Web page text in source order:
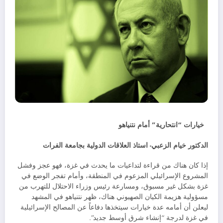
خيارات “انتحارية” أمام نتنياهو
الدكتور خيام الزعبي- استاذ العلاقات الدولية بجامعة الفرات
إذا كان هناك من قراءة لتداعيات ما يحدث في غزة، فهو عجز وفشل
المشروع الإسرائيلي المزعوم في المنطقة، وأمام تفجر الوضع في
غزة بشكل غير مسبوق، ومسارعة رئيس وزراء الاحتلال للتهرب من
مسؤولية هزيمة الكيان الصهيوني هناك، ظهر نتنياهو في المشهد
ليعلن أن أمامه عدة خيارات سيتخذها دفاعاً عن المصالح الإسرائيلية
في غزة لدرجة “إنشاء شرق أوسط جديد”.